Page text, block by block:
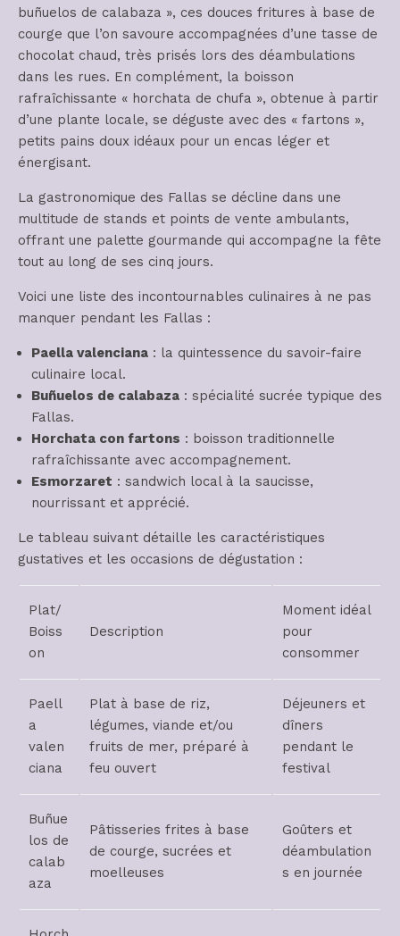
buñuelos de calabaza », ces douces fritures à base de
courge que l’on savoure accompagnées d’une tasse de
chocolat chaud, très prisés lors des déambulations
dans les rues. En complément, la boisson
rafraîchissante « horchata de chufa », obtenue à partir
d’une plante locale, se déguste avec des « fartons »,
petits pains doux idéaux pour un encas léger et
énergisant.
La gastronomique des Fallas se décline dans une
multitude de stands et points de vente ambulants,
offrant une palette gourmande qui accompagne la fête
tout au long de ses cinq jours.
Voici une liste des incontournables culinaires à ne pas
manquer pendant les Fallas :
Paella valenciana : la quintessence du savoir-faire
culinaire local.
Buñuelos de calabaza : spécialité sucrée typique des
Fallas.
Horchata con fartons : boisson traditionnelle
rafraîchissante avec accompagnement.
Esmorzaret : sandwich local à la saucisse,
nourrissant et apprécié.
Le tableau suivant détaille les caractéristiques
gustatives et les occasions de dégustation :
Plat/
Boiss
on
Description
Moment idéal
pour
consommer
Paell
a
valen
ciana
Plat à base de riz,
légumes, viande et/ou
fruits de mer, préparé à
feu ouvert
Déjeuners et
dîners
pendant le
festival
Buñue
los de
calab
aza
Pâtisseries frites à base
de courge, sucrées et
moelleuses
Goûters et
déambulation
s en journée